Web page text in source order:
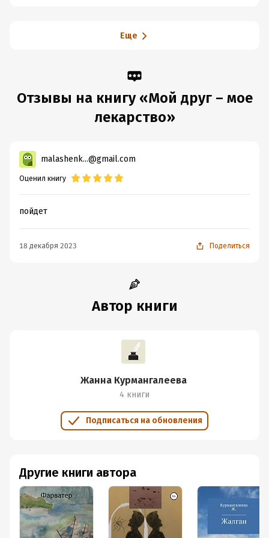
Еще
Отзывы на книгу «Мой друг – мое
лекарство»
malashenk...@gmail.com
Оценил книгу
пойдет
18 декабря 2023 Поделиться
Автор книги
Жанна Курмангалеева
4 книги
Подписаться на обновления
Другие книги автора